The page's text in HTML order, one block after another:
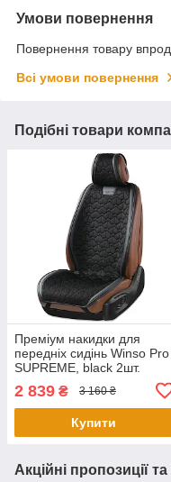
Умови повернення
Повернення товару
Всі умови повернення
Подібні товари
Преміум накидки для
передніх сидінь Winso Pro
SUPREME, black 2шт.
2 839 ₴ 3 160 ₴
Купити
Акційні пропозиції